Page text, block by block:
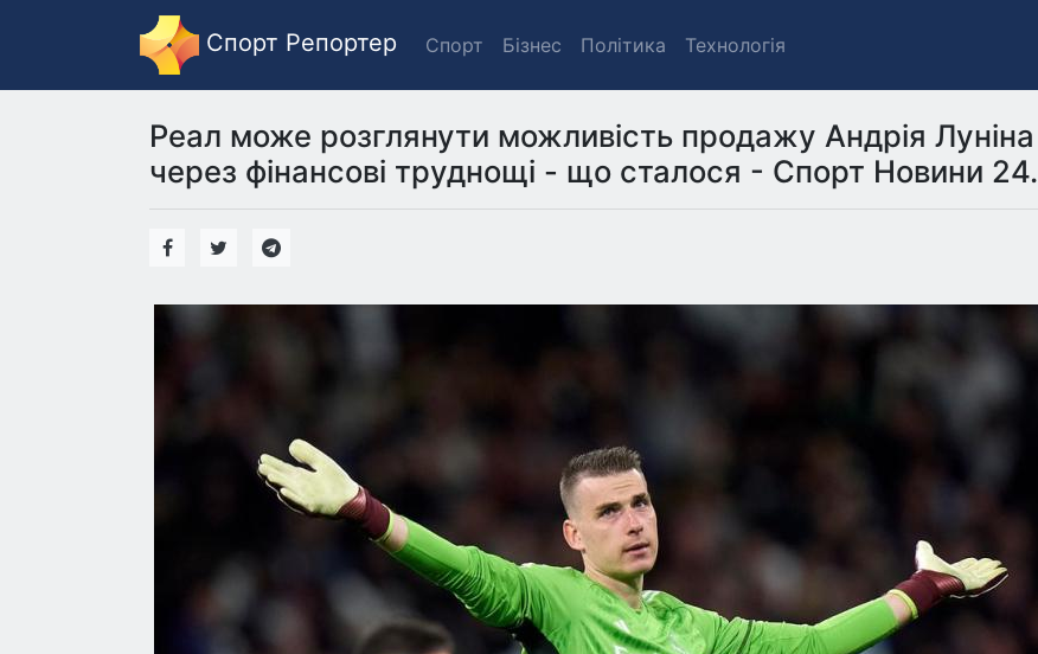
Спорт Репортер Спорт Бізнес Політика Технологія
Реал може розглянути можливість продажу Андрія Луніна
через фінансові труднощі - що сталося - Спорт Новини 24.